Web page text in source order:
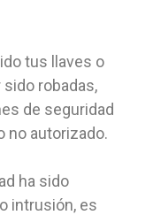
tus llaves o
robadas,
de seguridad
no autorizado.
ha sido
intrusión, es